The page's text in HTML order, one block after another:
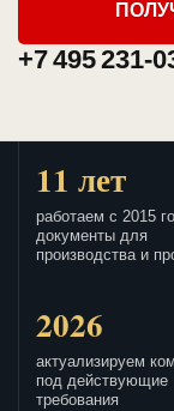
+7 495 231-
11 лет
работаем с 2015
документы для
производства и
2026
актуализируем
под действующие
требования